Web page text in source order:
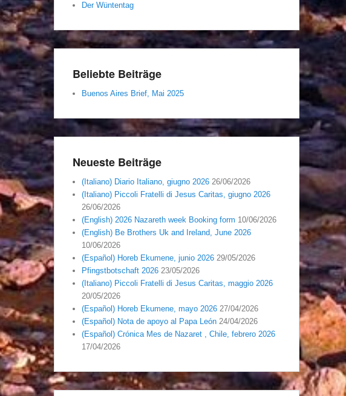
Der Wüntentag
Beliebte Beiträge
Buenos Aires Brief, Mai 2025
Neueste Beiträge
(Italiano) Diario Italiano, giugno 2026 26/06/2026
(Italiano) Piccoli Fratelli di Jesus Caritas, giugno 2026
26/06/2026
(English) 2026 Nazareth week Booking form 10/06/2026
(English) Be Brothers Uk and Ireland, June 2026
10/06/2026
(Español) Horeb Ekumene, junio 2026 29/05/2026
Pfingstbotschaft 2026 23/05/2026
(Italiano) Piccoli Fratelli di Jesus Caritas, maggio 2026
20/05/2026
(Español) Horeb Ekumene, mayo 2026 27/04/2026
(Español) Nota de apoyo al Papa León 24/04/2026
(Español) Crónica Mes de Nazaret , Chile, febrero 2026
17/04/2026